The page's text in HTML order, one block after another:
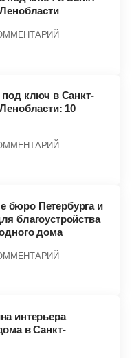
ключ в Санкт-
10
бюро Петербурга и
благоустройства
дома
интерьера
в Санкт-